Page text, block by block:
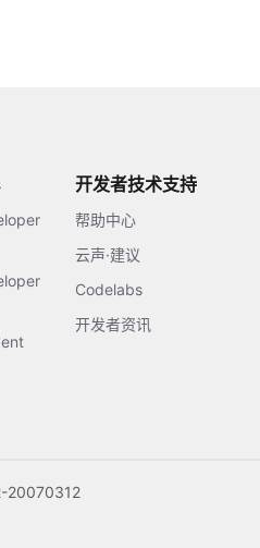
开发者技术支持
帮助中心
云声·建议
Codelabs
开发者资讯
20070312